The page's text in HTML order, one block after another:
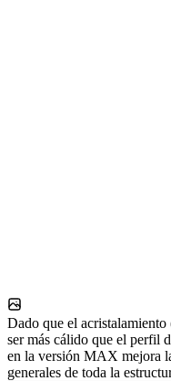
Dado que el
ser más cálido que el perfil
en la versión MAX mejora
generales de toda la